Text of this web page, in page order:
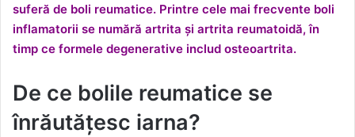
suferă de boli reumatice. Printre cele mai frecvente boli
inflamatorii se numără artrita și artrita reumatoidă, în
timp ce formele degenerative includ osteoartrita.
De ce bolile reumatice se
înrăutățesc iarna?